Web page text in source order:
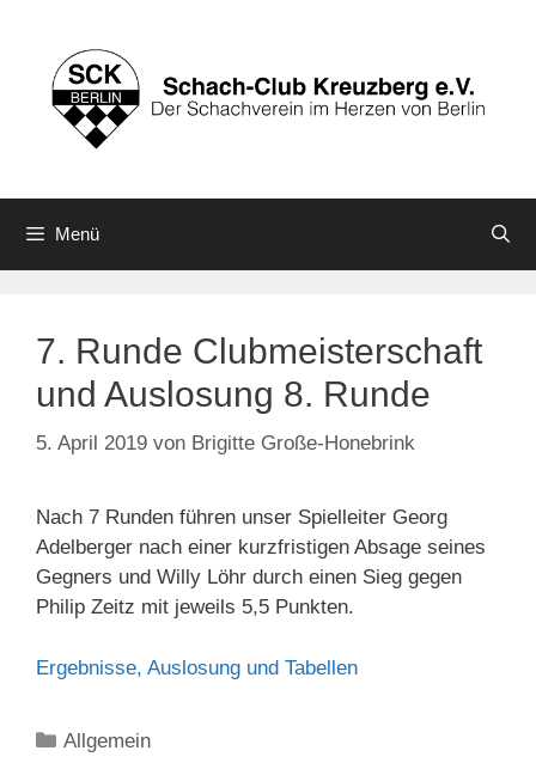
springen
Menü
7. Runde Clubmeisterschaft
und Auslosung 8. Runde
5. April 2019 von Brigitte Große-Honebrink
Nach 7 Runden führen unser Spielleiter Georg
Adelberger nach einer kurzfristigen Absage seines
Gegners und Willy Löhr durch einen Sieg gegen
Philip Zeitz mit jeweils 5,5 Punkten.
Ergebnisse, Auslosung und Tabellen
Kategorien
Allgemein